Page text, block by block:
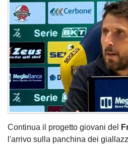
Continua il progetto giovani del
l'arrivo sulla panchina dei